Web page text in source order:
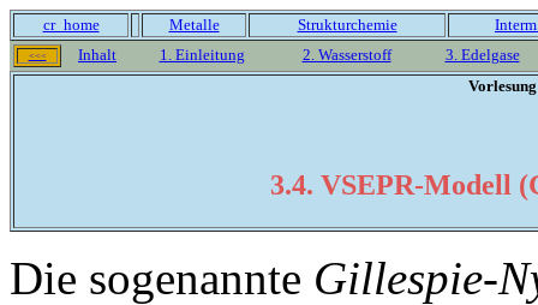
cr_home Metalle Strukturchemie
<<< Inhalt 1. Einleitung 2. Wasserstoff
3. Edelgase
Vorlesung
3.4. VSEPR-Modell
Die sogenannte Gillespie-